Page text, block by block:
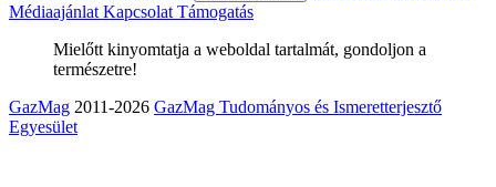
Médiaajánlat Kapcsolat Támogatás
Mielőtt kinyomtatja a weboldal tartalmát, gondoljon a
természetre!
GazMag 2011-2026 GazMag Tudományos és Ismeretterjesztő
Egyesület